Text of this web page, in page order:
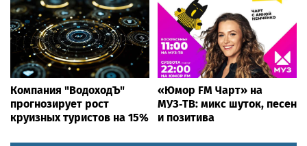
Компания "ВодоходЪ"
прогнозирует рост
круизных туристов на 15%
«Юмор FM Чарт» на
МУЗ‑ТВ: микс шуток, песен
и позитива